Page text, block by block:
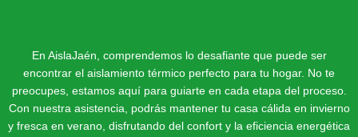
En AislaJaén, comprendemos lo desafiante que puede ser
encontrar el aislamiento térmico perfecto para tu hogar. No te
preocupes, estamos aquí para guiarte en cada etapa del proceso.
Con nuestra asistencia, podrás mantener tu casa cálida en invierno
y fresca en verano, disfrutando del confort y la eficiencia energética